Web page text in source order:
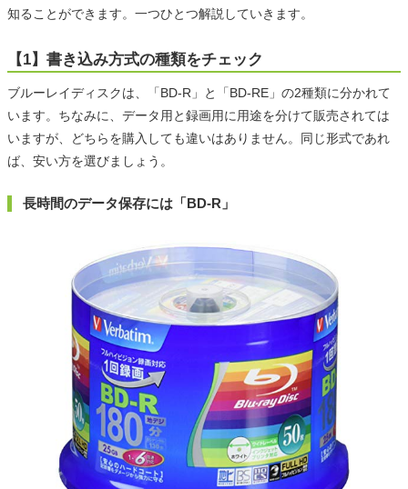
知ることができます。一つひとつ解説していきます。
【1】書き込み方式の種類をチェック
ブルーレイディスクは、「BD-R」と「BD-RE」の2種類に分かれて
います。ちなみに、データ用と録画用に用途を分けて販売されては
いますが、どちらを購入しても違いはありません。同じ形式であれ
ば、安い方を選びましょう。
長時間のデータ保存には「BD-R」